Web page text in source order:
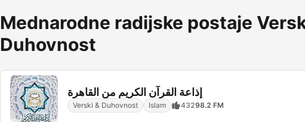
Mednarodne radijske postaje
Duhovnost
إذاعة القرآن الكريم من القاهرة
Verski & Duhovnost Islam 43298.2 FM